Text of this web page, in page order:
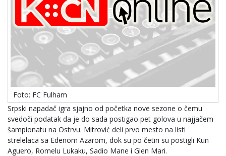
Foto: FC Fulham
Srpski napadač igra sjajno od početka nove sezone o čemu
svedoči podatak da je do sada postigao pet golova u najjačem
šampionatu na Ostrvu. Mitrović deli prvo mesto na listi
strelelaca sa Edenom Azarom, dok su po četiri su postigli Kun
Aguero, Romelu Lukaku, Sadio Mane i Glen Mari.